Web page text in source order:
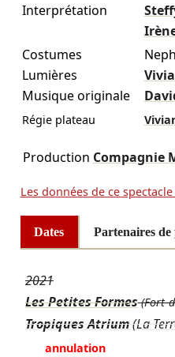
Interprétation
Costumes
Lumières
Musique originale
Régie plateau
Production Compagnie
Les données de ce
Dates Partenaires
2021
Les Petites Formes(Fort-
Tropiques Atrium(La
annulation